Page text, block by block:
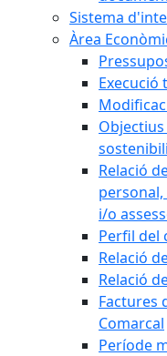
Sistema
Àrea
Relació
i/o
Perfil del
Relació
Relació
Factures
Comarcal
Període